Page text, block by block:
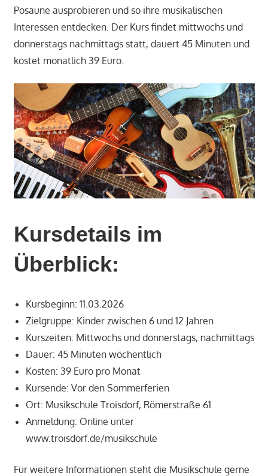
Posaune ausprobieren und so ihre musikalischen
Interessen entdecken. Der Kurs findet mittwochs und
donnerstags nachmittags statt, dauert 45 Minuten und
kostet monatlich 39 Euro.
Kursdetails im
Überblick:
Kursbeginn: 11.03.2026
Zielgruppe: Kinder zwischen 6 und 12 Jahren
Kurszeiten: Mittwochs und donnerstags, nachmittags
Dauer: 45 Minuten wöchentlich
Kosten: 39 Euro pro Monat
Kursende: Vor den Sommerferien
Ort: Musikschule Troisdorf, Römerstraße 61
Anmeldung: Online unter
www.troisdorf.de/musikschule
Für weitere Informationen steht die Musikschule gerne